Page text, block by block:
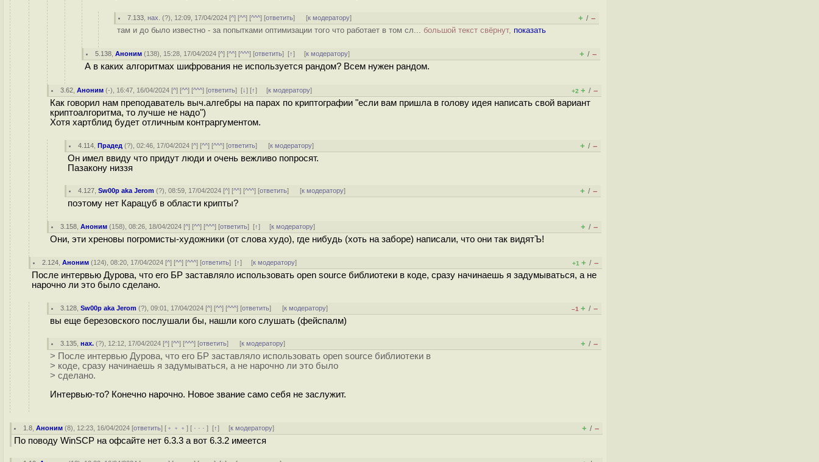
7.133 ,нах. (?), 12:09, 17/04/2024 [^] [^^] [^^^] [ответить] [к модератору] + / –
там и до было известно - за попытками оптимизации того что работает в том сл... большой текст свёрнут, показать
5.138 ,Аноним (138), 15:28, 17/04/2024 [^] [^^] [^^^] [ответить][↑] [к модератору] + / –
А в каких алгоритмах шифрования не используется рандом? Всем нужен рандом.
3.62 ,Аноним (-), 16:47, 16/04/2024 [^] [^^] [^^^] [ответить][↓] [↑] [к модератору] +2 + / –
Как говорил нам преподаватель выч.алгебры на парах по криптографии "если вам пришла в голову идея написать свой вариант
криптоалгоритма, то лучше не надо")
Хотя хартблид будет отличным контраргументом.
4.114 ,Прадед (?), 02:46, 17/04/2024 [^] [^^] [^^^] [ответить] [к модератору] + / –
Он имел ввиду что придут люди и очень вежливо попросят.
Пазакону низзя
4.127 ,Sw00p aka Jerom (?), 08:59, 17/04/2024 [^] [^^] [^^^] [ответить] [к модератору] + / –
поэтому нет Карацуб в области крипты?
3.158 ,Аноним (158), 08:26, 18/04/2024 [^] [^^] [^^^] [ответить][↑] [к модератору] + / –
Они, эти хреновы погромисты-художники (от слова худо), где нибудь (хоть на заборе) написали, что они так видятЪ!
2.124 ,Аноним (124), 08:20, 17/04/2024 [^] [^^] [^^^] [ответить][↑] [к модератору] +1 + / –
После интервью Дурова, что его БР заставляло использовать open source библиотеки в коде, сразу начинаешь я задумываться, а не
нарочно ли это было сделано.
3.128 ,Sw00p aka Jerom (?), 09:01, 17/04/2024 [^] [^^] [^^^] [ответить] [к модератору] –1 + / –
вы еще березовского послушали бы, нашли кого слушать (фейспалм)
3.135 ,нах. (?), 12:12, 17/04/2024 [^] [^^] [^^^] [ответить] [к модератору] + / –
> После интервью Дурова, что его БР заставляло использовать open source библиотеки в
> коде, сразу начинаешь я задумываться, а не нарочно ли это было
> сделано.
Интервью-то? Конечно нарочно. Новое звание само себя не заслужит.
1.8 ,Аноним (8), 12:23, 16/04/2024 [ответить] [ ﹢﹢﹢] [ · · ·][↑] [к модератору] + / –
По поводу WinSCP на офсайте нет 6.3.3 а вот 6.3.2 имеется